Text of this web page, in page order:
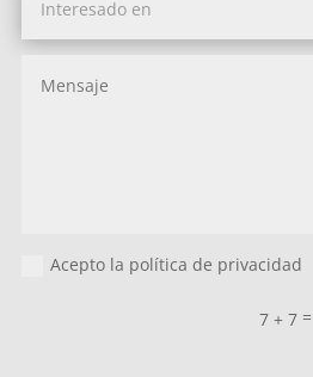
Acepto la política de privacidad
7 + 7 =